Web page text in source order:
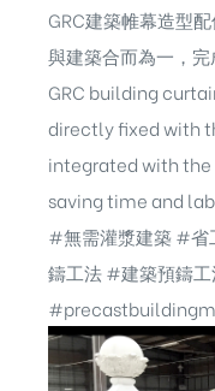
GRC建築帷幕造型
與建築合而為一，
GRC building
directly fixed with
integrated with
saving time and
#無需灌漿建築#省
鑄工法#建築預鑄